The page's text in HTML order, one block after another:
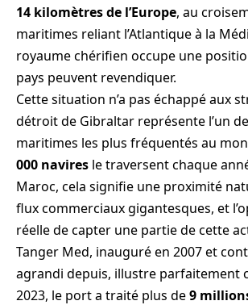
14 kilomètres de l’Europe, au
maritimes reliant l’Atlantique à la
royaume chérifien occupe une
pays peuvent revendiquer.
Cette situation n’a pas échappé aux
détroit de Gibraltar représente l’un
maritimes les plus fréquentés au
000 navires le traversent chaque
Maroc, cela signifie une proximité
flux commerciaux gigantesques, et
réelle de capter une partie de cette
Tanger Med, inauguré en 2007 et
agrandi depuis, illustre parfaitement
2023, le port a traité plus de9